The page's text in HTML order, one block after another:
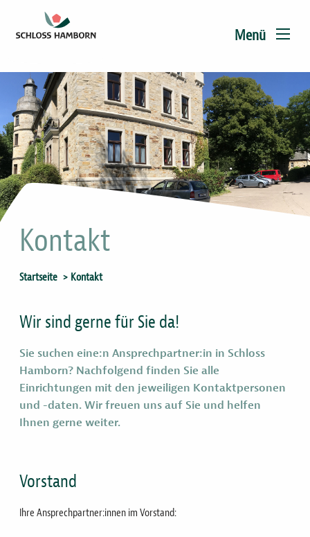
Inhalt
Menü
Kontakt
Sie
hier
Startseite Kontakt
Wir sind gerne für Sie da!
Sie suchen eine:n Ansprechpartner:in in Schloss
Hamborn? Nachfolgend finden Sie alle
Einrichtungen mit den jeweiligen Kontaktpersonen
und -daten. Wir freuen uns auf Sie und helfen
Ihnen gerne weiter.
Vorstand
Ihre Ansprechpartner:innen im Vorstand: